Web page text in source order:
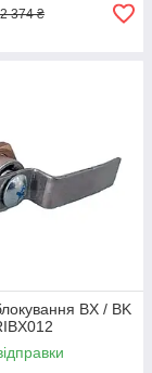
2 374 ₴
BX / BK